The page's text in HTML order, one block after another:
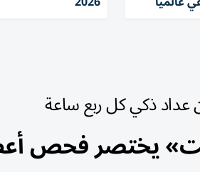
يختصر فحص